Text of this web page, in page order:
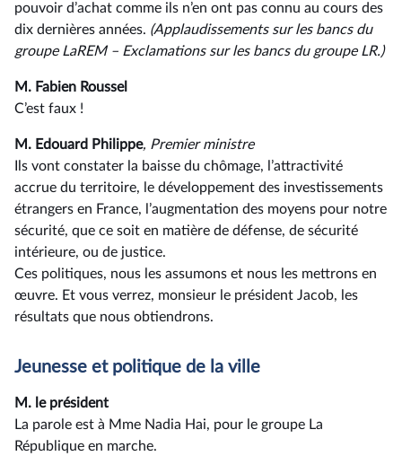
pouvoir d’achat comme ils n’en ont pas connu au cours des
dix dernières années. (Applaudissements sur les bancs du
groupe LaREM – Exclamations sur les bancs du groupe LR.)
M. Fabien Roussel
C’est faux !
M. Edouard Philippe, Premier ministre
Ils vont constater la baisse du chômage, l’attractivité
accrue du territoire, le développement des investissements
étrangers en France, l’augmentation des moyens pour notre
sécurité, que ce soit en matière de défense, de sécurité
intérieure, ou de justice.
Ces politiques, nous les assumons et nous les mettrons en
œuvre. Et vous verrez, monsieur le président Jacob, les
résultats que nous obtiendrons.
Jeunesse et politique de la ville
M. le président
La parole est à Mme Nadia Hai, pour le groupe La
République en marche.